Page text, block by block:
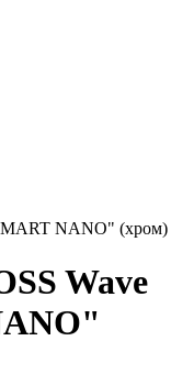
NANO" (хром)
Wave